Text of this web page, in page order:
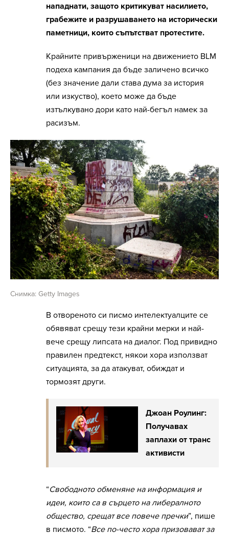
нападнати, защото критикуват насилието,
грабежите и разрушаването на исторически
паметници, които съпътстват протестите.
Крайните привърженици на движението BLM
подеха кампания да бъде заличено всичко
(без значение дали става дума за история
или изкуство), което може да бъде
изтълкувано дори като най-бегъл намек за
расизъм.
Снимка: Getty Images
В отвореното си писмо интелектуалците се
обявяват срещу тези крайни мерки и най-
вече срещу липсата на диалог. Под привидно
правилен предтекст, някои хора използват
ситуацията, за да атакуват, обиждат и
тормозят други.
Джоан Роулинг:
Получавах
заплахи от транс
активисти
“Свободното обменяне на информация и
идеи, които са в сърцето на либералното
общество, срещат все повече пречки”, пише
в писмото. “Все по-често хора призовават за